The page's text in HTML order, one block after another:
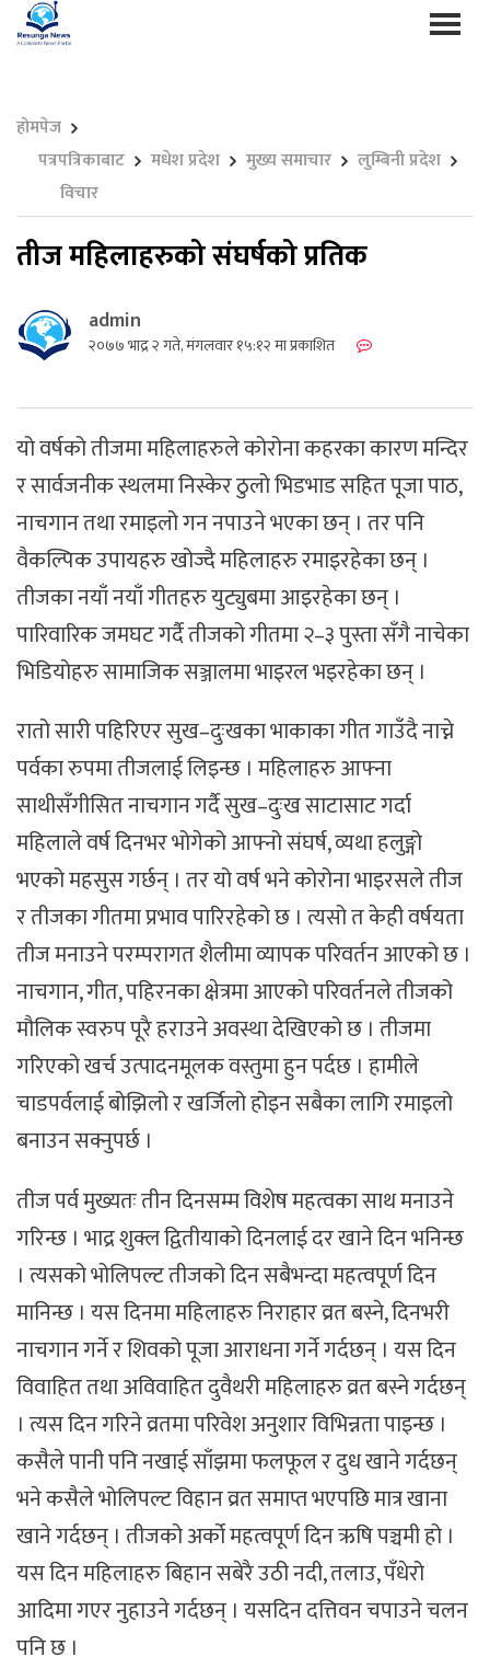
होमपेज
पत्रपत्रिकाबाट
मधेश प्रदेश मुख्य समाचार
लुम्बिनी प्रदेश
विचार
तीज महिलाहरुको संघर्षको प्रतिक
admin
२०७७ भाद्र २ गते, मंगलवार १५:१२ मा प्रकाशित
यो वर्षको तीजमा महिलाहरुले कोरोना कहरका कारण मन्दिर
र सार्वजनीक स्थलमा निस्केर ठुलो भिडभाड सहित पूजा पाठ,
नाचगान तथा रमाइलो गन नपाउने भएका छन् । तर पनि
वैकल्पिक उपायहरु खोज्दै महिलाहरु रमाइरहेका छन् ।
तीजका नयाँ नयाँ गीतहरु युट्युबमा आइरहेका छन् ।
पारिवारिक जमघट गर्दै तीजको गीतमा २–३ पुस्ता सँगै नाचेका
भिडियोहरु सामाजिक सञ्जालमा भाइरल भइरहेका छन् ।
रातो सारी पहिरिएर सुख–दुःखका भाकाका गीत गाउँदै नाच्ने
पर्वका रुपमा तीजलाई लिइन्छ । महिलाहरु आफ्ना
साथीसँगीसित नाचगान गर्दै सुख–दुःख साटासाट गर्दा
महिलाले वर्ष दिनभर भोगेको आफ्नो संघर्ष, व्यथा हलुङ्गो
भएको महसुस गर्छन् । तर यो वर्ष भने कोरोना भाइरसले तीज
र तीजका गीतमा प्रभाव पारिरहेको छ । त्यसो त केही वर्षयता
तीज मनाउने परम्परागत शैलीमा व्यापक परिवर्तन आएको छ ।
नाचगान, गीत, पहिरनका क्षेत्रमा आएको परिवर्तनले तीजको
मौलिक स्वरुप पूरै हराउने अवस्था देखिएको छ । तीजमा
गरिएको खर्च उत्पादनमूलक वस्तुमा हुन पर्दछ । हामीले
चाडपर्वलाई बोझिलो र खर्जिलो होइन सबैका लागि रमाइलो
बनाउन सक्नुपर्छ ।
तीज पर्व मुख्यतः तीन दिनसम्म विशेष महत्वका साथ मनाउने
गरिन्छ । भाद्र शुक्ल द्वितीयाको दिनलाई दर खाने दिन भनिन्छ
। त्यसको भोलिपल्ट तीजको दिन सबैभन्दा महत्वपूर्ण दिन
मानिन्छ । यस दिनमा महिलाहरु निराहार व्रत बस्ने, दिनभरी
नाचगान गर्ने र शिवको पूजा आराधना गर्ने गर्दछन् । यस दिन
विवाहित तथा अविवाहित दुवैथरी महिलाहरु व्रत बस्ने गर्दछन्
। त्यस दिन गरिने व्रतमा परिवेश अनुशार विभिन्नता पाइन्छ ।
कसैले पानी पनि नखाई साँझमा फलफूल र दुध खाने गर्दछन्
भने कसैले भोलिपल्ट विहान व्रत समाप्त भएपछि मात्र खाना
खाने गर्दछन् । तीजको अर्को महत्वपूर्ण दिन ऋषि पञ्चमी हो ।
यस दिन महिलाहरु बिहान सबेरै उठी नदी, तलाउ, पँधेरो
आदिमा गएर नुहाउने गर्दछन् । यसदिन दत्तिवन चपाउने चलन
पनि छ ।